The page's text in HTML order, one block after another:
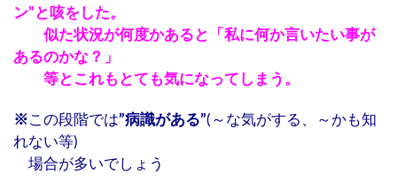
ン”と咳をした。
似た状況が何度かあると「私に何か言いたい事が
あるのかな？」
等とこれもとても気になってしまう。
※この段階では”病識がある”(～な気がする、～かも知
れない等)
場合が多いでしょう